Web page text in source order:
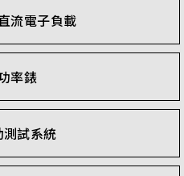
流電子負載
率錶
試系統